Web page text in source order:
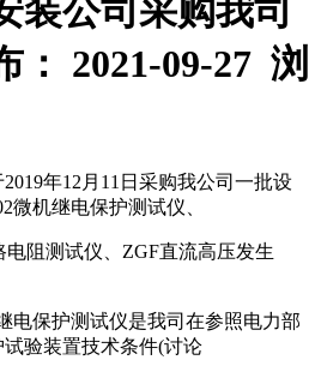
装公司采购我司
： 2021-09-27 浏
年12月11日采购我公司一批设
微机继电保护测试仪、
阻测试仪、ZGF直流高压发生
保护测试仪是我司在参照电力部
验装置技术条件(讨论